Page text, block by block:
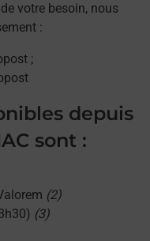
votre besoin, nous
:
;
depuis
sont :
(2)
(3)